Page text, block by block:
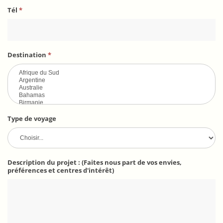
Tél *
Destination *
Type de voyage
Description du projet : (Faites nous part de vos envies,
préférences et centres d'intérêt)